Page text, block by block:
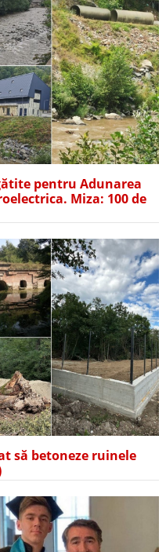
pentru Adunarea
Miza: 100 de
să betoneze ruinele